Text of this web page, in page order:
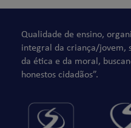
Qualidade de ensino,
integral da criança/jovem,
da ética e da moral,
honestos cidadãos”.